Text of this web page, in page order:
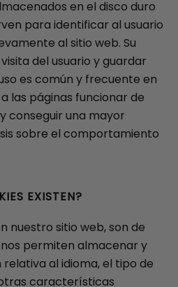
en el disco duro
para identificar al usuario
al sitio web. Su
del usuario y guardar
es común y frecuente en
las páginas funcionar de
conseguir una mayor
sobre el comportamiento
EXISTEN?
nuestro sitio web, son de
permiten almacenar y
al idioma, el tipo de
características